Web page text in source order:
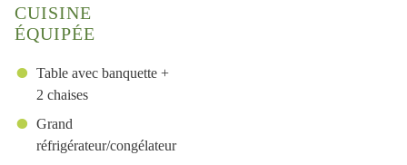
CUISINE
ÉQUIPÉE
Table avec banquette +
2 chaises
Grand
réfrigérateur/congélateur